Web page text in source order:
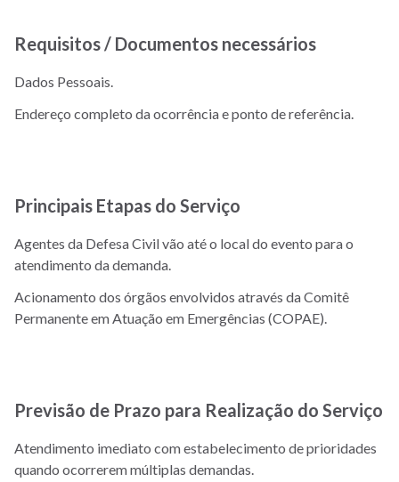
Requisitos / Documentos necessários
Dados Pessoais.
Endereço completo da ocorrência e ponto de referência.
Principais Etapas do Serviço
Agentes da Defesa Civil vão até o local do evento para o
atendimento da demanda.
Acionamento dos órgãos envolvidos através da Comitê
Permanente em Atuação em Emergências (COPAE).
Previsão de Prazo para Realização do Serviço
Atendimento imediato com estabelecimento de prioridades
quando ocorrerem múltiplas demandas.